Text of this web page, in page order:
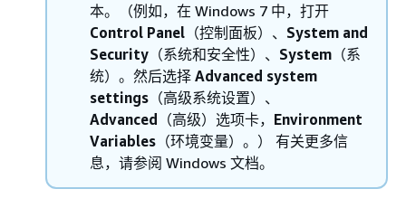
本。（例如，在 Windows 7 中，打开
Control Panel （控制面板）、 System and
Security （系统和安全性）、 System （系
统）。然后选择 Advanced system
settings （高级系统设置）、
Advanced （高级）选项卡， Environment
Variables （环境变量）。） 有关更多信
息，请参阅 Windows 文档。